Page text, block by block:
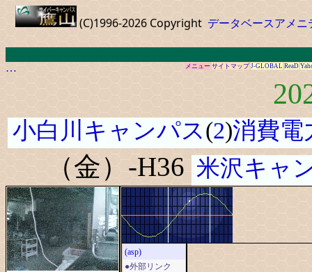
(C)1996-2026 Copyright データベースアメニ
… メニュー サイトマップ J-GLOBAL ReaD
小白川キャンパス(2)消費電
（金）-H36 米沢キャ
(asp)
●外部リンク